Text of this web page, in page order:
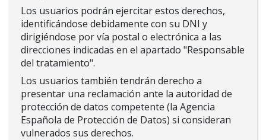
Los usuarios podrán ejercitar estos derechos,
identificándose debidamente con su DNI y
dirigiéndose por vía postal o electrónica a las
direcciones indicadas en el apartado "Responsable
del tratamiento".
Los usuarios también tendrán derecho a
presentar una reclamación ante la autoridad de
protección de datos competente (la Agencia
Española de Protección de Datos) si consideran
vulnerados sus derechos.